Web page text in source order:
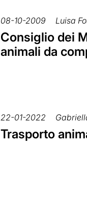
08-10-2009 Luisa
Consiglio dei
animali da
22-01-2022
Trasporto